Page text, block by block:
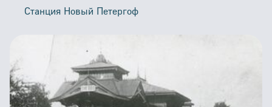
Станция Новый Петергоф